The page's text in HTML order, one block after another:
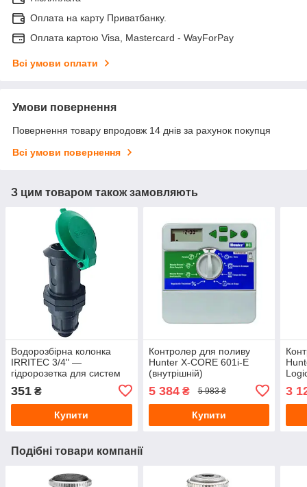
Оплата на карту Приватбанку.
Оплата картою Visa, Mastercard - WayForPay
Всі умови оплати
Умови повернення
Повернення товару впродовж 14 днів за рахунок покупця
Всі умови повернення
З цим товаром також замовляють
Водорозбірна колонка
IRRITEC 3/4" —
гідророзетка для систем
351 ₴
Купити
Контролер для поливу
Hunter X-CORE 601i-E
(внутрішній)
5 384₴ 5 983 ₴
Купити
3
Подібні товари компанії